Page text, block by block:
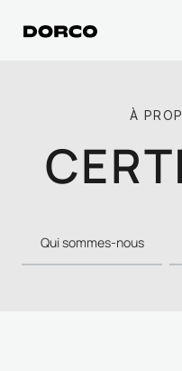
À
Qui sommes-nous